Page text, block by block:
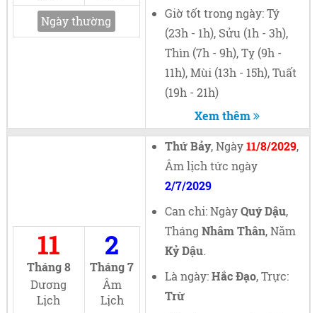
Ngày thường
Giờ tốt trong ngày: Tý
(23h - 1h), Sửu (1h - 3h),
Thìn (7h - 9h), Tỵ (9h -
11h), Mùi (13h - 15h), Tuất
(19h - 21h)
Xem thêm
11
Tháng 8
Dương
Lịch
2
Tháng 7
Âm
Lịch
Thứ Bảy, Ngày11/8/2029,
Âm lịch tức ngày
2/7/2029
Can chi: NgàyQuý Dậu,
Tháng Nhâm Thân, Năm
Kỷ Dậu.
Là ngày:Hắc Đạo, Trực:
Trừ